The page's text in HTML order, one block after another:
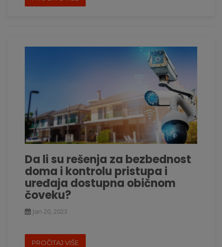
Da li su rešenja za bezbednost
doma i kontrolu pristupa i
uređaja dostupna običnom
čoveku?
Jan 20, 2023
PROČITAJ VIŠE